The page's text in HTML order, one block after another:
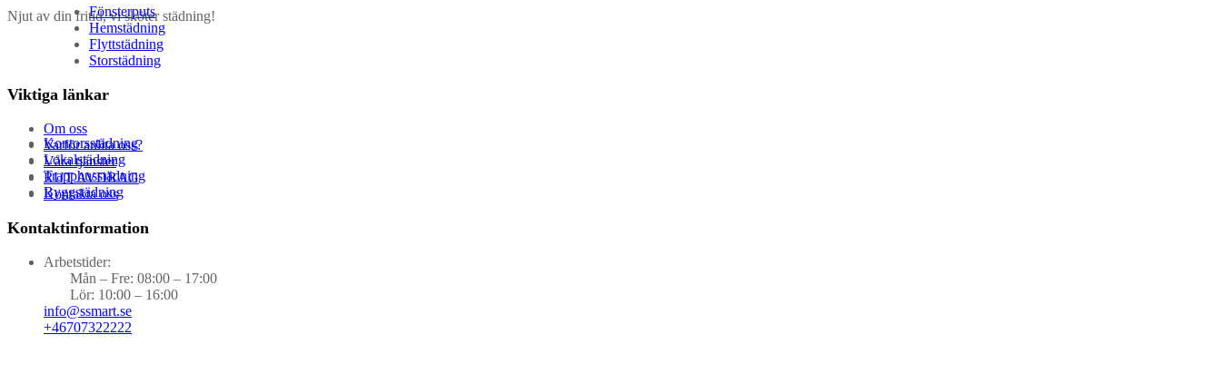
Njut av din fritid, vi sköter städning!
Fönsterputs
Hemstädning
Flyttstädning
Storstädning
Kontorsstädning
Lokalstädning
Trapphusstädning
Byggstädning
Viktiga länkar
Om oss
Varför anlita oss?
Våra tjänster
RUT AVDRAG
Kontakta oss
Kontaktinformation
Arbetstider:
Mån – Fre: 08:00 – 17:00
Lör: 10:00 – 16:00
info@ssmart.se
+46707322222